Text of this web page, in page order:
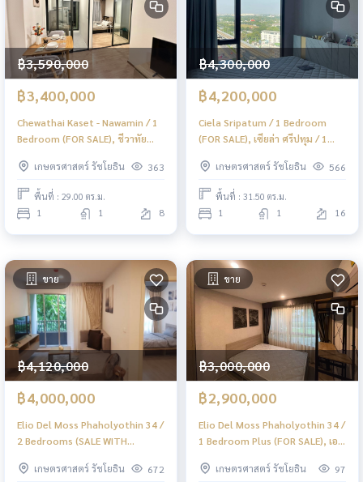
฿3,590,000
฿3,400,000
Chewathai Kaset - Nawamin / 1
Bedroom (FOR SALE), ชีวาทัย
(ขาย) PINP144
เกษตรศาสตร์ รัชโยธิน 363
พื้นที่ : 29.00 ตร.ม.
1 1 8
฿4,300,000
฿4,200,000
Ciela Sripatum / 1 Bedroom
(FOR SALE), เซียล่า ศรีปทุม / 1
เกษตรศาสตร์ รัชโยธิน
566
พื้นที่ : 31.50 ตร.ม.
1 1 16
ขาย
฿4,120,000
฿4,000,000
Elio Del Moss Phaholyothin 34 /
2 Bedrooms (SALE WITH
พหลโยธิน 34 / 2 ห้องนอน (ขาย
เกษตรศาสตร์ รัชโยธิน 672
ขาย
฿3,000,000
฿2,900,000
Elio Del Moss Phaholyothin 34 /
1 Bedroom Plus (FOR SALE), เอล
ห้องนอน พลัส (ขาย) PINP330
เกษตรศาสตร์ รัชโยธิน 97